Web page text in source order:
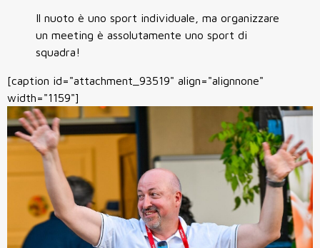
Il nuoto è uno sport individuale, ma organizzare
un meeting è assolutamente uno sport di
squadra!
[caption id="attachment_93519" align="alignnone"
width="1159"]